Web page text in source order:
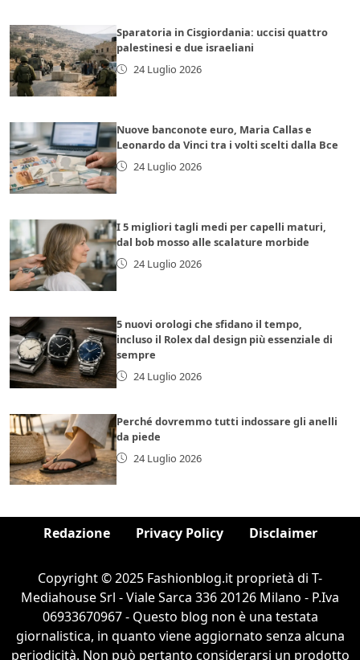
Sparatoria in Cisgiordania: uccisi quattro
palestinesi e due israeliani
24 Luglio 2026
Nuove banconote euro, Maria Callas e
Leonardo da Vinci tra i volti scelti dalla Bce
24 Luglio 2026
I 5 migliori tagli medi per capelli maturi,
dal bob mosso alle scalature morbide
24 Luglio 2026
5 nuovi orologi che sfidano il tempo,
incluso il Rolex dal design più essenziale di
sempre
24 Luglio 2026
Perché dovremmo tutti indossare gli anelli
da piede
24 Luglio 2026
Redazione Privacy Policy Disclaimer
Copyright © 2025 Fashionblog.it proprietà di T-
Mediahouse Srl - Viale Sarca 336 20126 Milano - P.Iva
06933670967 - Questo blog non è una testata
giornalistica, in quanto viene aggiornato senza alcuna
periodicità. Non può pertanto considerarsi un prodotto